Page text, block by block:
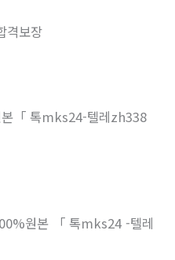
격보장
「 톡mks24-텔레zh338
원본 「 톡mks24 -텔레